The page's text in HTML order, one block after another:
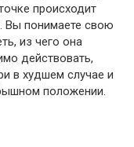
происходит
Вы понимаете свою
из чего она
действовать,
в худшем случае и
положении.